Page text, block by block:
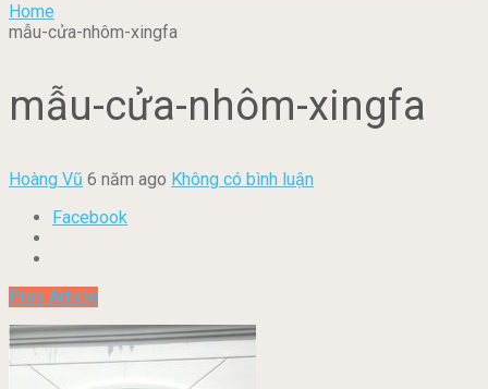
Home
mẫu-cửa-nhôm-xingfa
mẫu-cửa-nhôm-xingfa
Hoàng Vũ 6 năm ago Không có bình luận
Facebook
Prev Article